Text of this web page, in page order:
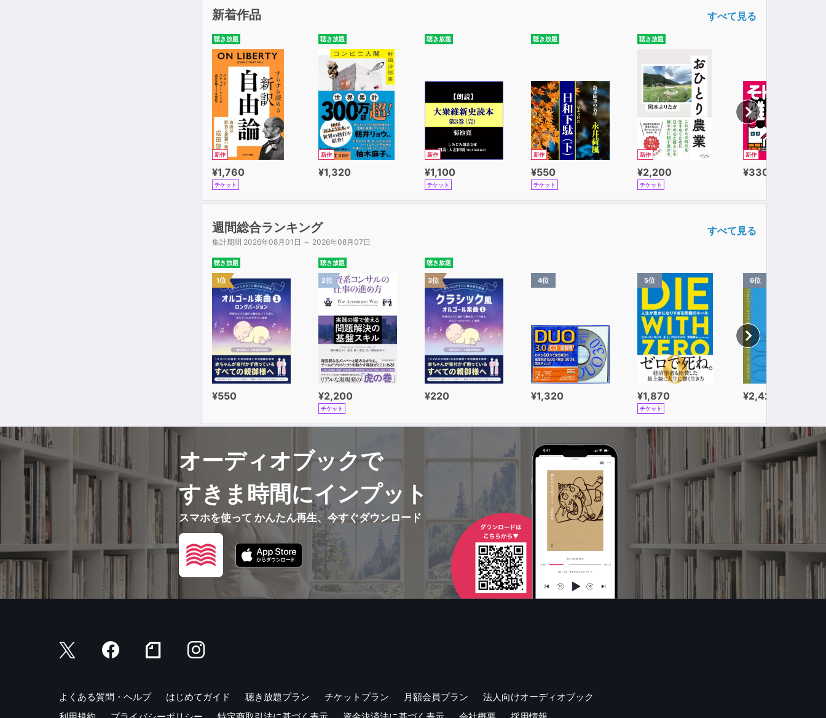
UNIT９交通・移動
UNIT11読む・書く・聞く・話す
UNIT12天気・天候
UNIT13お金
UNIT14服・くつ
UNIT15色・形
UNIT16数量・程度
UNIT17趣味・娯楽・スポーツ
UNIT18生活・環境
UNIT19体
UNIT20健康・医療
UNIT21地球・自然
UNIT22事務用品
UNIT23仕事・作業
UNIT24技術・産業
UNIT25原料・材料
UNIT26道具・器具・機械
UNIT27建物・植物・人間
UNIT28学校・教育
UNIT29大学・研究
UNIT30対象・範囲
UNIT31社会・国・ルール
UNIT32職業・身分
UNIT33グループ・組織
UNIT34立場・役割
UNIT35行事・イベント
UNIT37場所・位置・方向
UNIT39知識・能力
UNIT40評価・成績
UNIT41経済・ビジネス
UNIT42文学・音楽・芸術
UNIT43精神・宗教
UNIT44気持ち・心の状態①
UNIT45気持ち・心の状態②
UNIT46方法・形式・スタイル
UNIT47本
UNIT48言葉
UNIT49性格・態度
●PART2 コツコツ覚えよう、基本の言葉
新着作品 すべて見る
聴き放題
新作
¥1,760
チケット
聴き放題
新作
¥1,320
聴き放題
新作
¥1,100
チケット
聴き放題
新作
¥550
チケット
聴き放題
新作
¥2,200
チケット
新作
¥330
週間総合ランキング
集計期間 2026年08月01日 ～ 2026年08月07日
すべて見る
聴き放題
1位
¥550
聴き放題
2位
¥2,200
チケット
聴き放題
3位
¥220
4位
¥1,320
5位
¥1,870
チケット
6位
¥2,420
オーディオブックで
すきま時間にインプット
スマホを使って かんたん再生、今すぐダウンロード
よくある質問・ヘルプ はじめてガイド 聴き放題プラン チケットプラン 月額会員プラン
法人向けオーディオブック